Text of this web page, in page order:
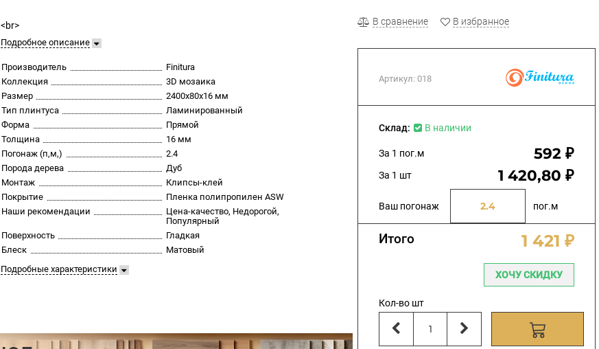
В сравнение В избранное
Артикул:018
Склад: В наличии
За 1 пог.м 592 ₽
За 1 шт 1 420,80 ₽
Ваш погонаж пог.м
Итого 1 421 ₽
ХОЧУ СКИДКУ
Кол-во шт
<br>
Подробное описание
Производитель
Finitura
Коллекция
3D мозаика
Размер
2400х80х16 мм
Тип плинтуса
Ламинированный
Форма
Прямой
Толщина
16 мм
Погонаж (п,м,)
2.4
Порода дерева
Дуб
Монтаж
Клипсы-клей
Покрытие
Пленка полипропилен ASW
Наши рекомендации
Цена-качество, Недорогой,
Популярный
Поверхность
Гладкая
Блеск
Матовый
Подробные характеристики